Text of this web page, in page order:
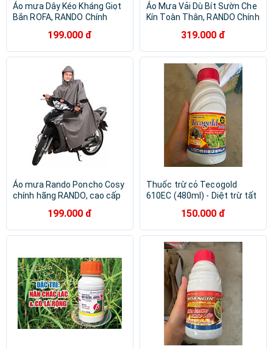
Áo mưa Dây Kéo Kháng Giọt
Bắn ROFA, RANDO Chính
Sườn 1 Người Mặc, Nhẹ
Nhàng, Thời Trang
199.000 đ
Áo Mưa Vải Dù Bít Sườn Che
Kín Toàn Thân, RANDO Chính
Sau Lưng Áo, Bền Bỉ Không
Thấm Nước
319.000 đ
Áo mưa Rando Poncho Cosy
chính hãng RANDO, cao cấp
199.000 đ
Thuốc trừ cỏ Tecogold
610EC (480ml) - Diệt trừ tất
150.000 đ